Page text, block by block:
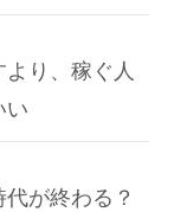
り、稼ぐ人
い
が終わる？